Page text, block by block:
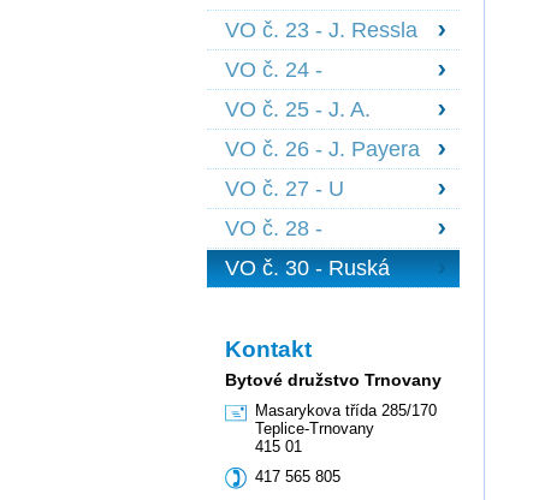
Scheinerova 1834,
Nedbalova 1836 +
1844
VO č. 23 - J. Ressla
1698 + 1699, B.
Martinů 1700 +
1701
VO č. 24 -
Edisonova 1841 -
1843 + členové z
pořadníku
VO č. 25 - J. A.
Komenského 1722 -
1727
VO č. 26 - J. Payera
1728 - 1730
VO č. 27 - U
Červeného kostela
1847 - 1851, J. z
Poděbrad 1852
VO č. 28 -
Palackého 1559 -
1562, Fr. Šrámka
VO č. 30 - Ruská
2164
Kontakt
Bytové družstvo Trnovany
Masarykova třída 285/170
Teplice-Trnovany
415 01
417 565 805